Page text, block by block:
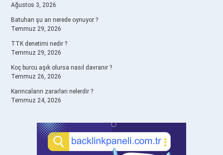
Ağustos 3, 2026
Batuhan şu an nerede oynuyor ?
Temmuz 29, 2026
TTK denetimi nedir ?
Temmuz 29, 2026
Koç burcu aşık olursa nasıl davranır ?
Temmuz 26, 2026
Karıncaların zararları nelerdir ?
Temmuz 24, 2026